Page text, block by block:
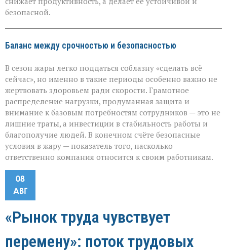
безопасной.
Баланс между срочностью и безопасностью
В сезон жары легко поддаться соблазну «сделать всё
сейчас», но именно в такие периоды особенно важно не
жертвовать здоровьем ради скорости. Грамотное
распределение нагрузки, продуманная защита и
внимание к базовым потребностям сотрудников — это не
лишние траты, а инвестиции в стабильность работы и
благополучие людей. В конечном счёте безопасные
условия в жару — показатель того, насколько
ответственно компания относится к своим работникам.
08
АВГ
«Рынок труда чувствует
перемену»: поток трудовых